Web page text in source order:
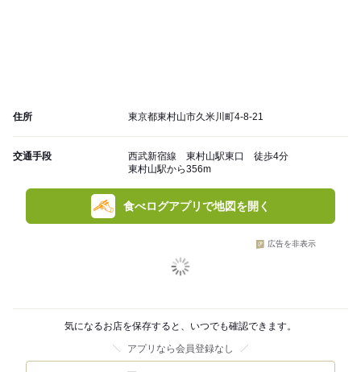
住所 東京都東村山市久米川町4-8-21
交通手段
西武新宿線 東村山駅東口 徒歩4分
東村山駅から356m
食べログアプリで地図を開く
広告を非表示
気になるお店を保存すると、いつでも確認できます。
アプリなら会員登録なし